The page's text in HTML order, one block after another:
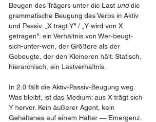
Beugen des Trägers unter die Last und die
grammatische Beugung des Verbs in Aktiv
und Passiv. „X trägt Y" / „Y wird von X
getragen": ein Verhältnis von Wer-beugt-
sich-unter-wen, der Größere als der
Gebeugte, der den Kleineren hält. Statisch,
hierarchisch, ein Lastverhältnis.
In 2.0 fällt die Aktiv-Passiv-Beugung weg.
Was bleibt, ist das Medium: aus X trägt sich
Y hervor. Kein äußerer Agent, kein
Gehaltenes auf einem Halter — Emergenz.